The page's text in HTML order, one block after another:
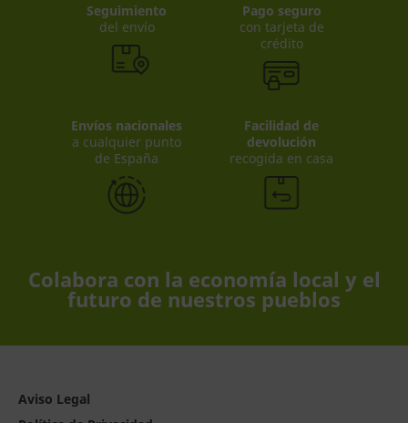
Seguimiento
del envío
Pago seguro
con tarjeta de
crédito
Envíos nacionales
a cualquier punto
de España
Facilidad de
devolución
recogida en casa
Colabora con la economía local y el
futuro de nuestros pueblos
Aviso Legal